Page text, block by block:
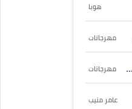
هوبا
مهرجانات
مهرجانات
عامر منيب